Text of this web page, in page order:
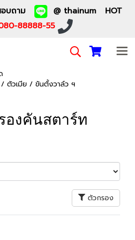
อบถาม
@ thainum HOT
88888-55
ตัวเมีย / ขันตั้งวาล์ว ฯ
องคันสตาร์ท
ตัวกรอง